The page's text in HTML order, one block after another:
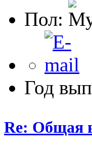
Пол:
Год
Re: Общая